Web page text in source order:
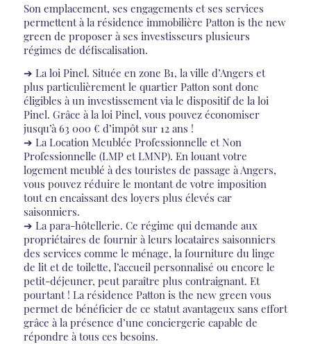
Son emplacement, ses engagements et ses services
permettent à la résidence immobilière Patton is the new
green de proposer à ses investisseurs plusieurs
régimes de défiscalisation.
➔ La loi Pinel. Située en zone B1, la ville d’Angers et
plus particulièrement le quartier Patton sont donc
éligibles à un investissement via le dispositif de la loi
Pinel. Grâce à la loi Pinel, vous pouvez économiser
jusqu’à 63 000 € d’impôt sur 12 ans !
➔ La Location Meublée Professionnelle et Non
Professionnelle (LMP et LMNP). En louant votre
logement meublé à des touristes de passage à Angers,
vous pouvez réduire le montant de votre imposition
tout en encaissant des loyers plus élevés car
saisonniers.
➔ La para-hôtellerie. Ce régime qui demande aux
propriétaires de fournir à leurs locataires saisonniers
des services comme le ménage, la fourniture du linge
de lit et de toilette, l’accueil personnalisé ou encore le
petit-déjeuner, peut paraître plus contraignant. Et
pourtant ! La résidence Patton is the new green vous
permet de bénéficier de ce statut avantageux sans effort
grâce à la présence d’une conciergerie capable de
répondre à tous ces besoins.